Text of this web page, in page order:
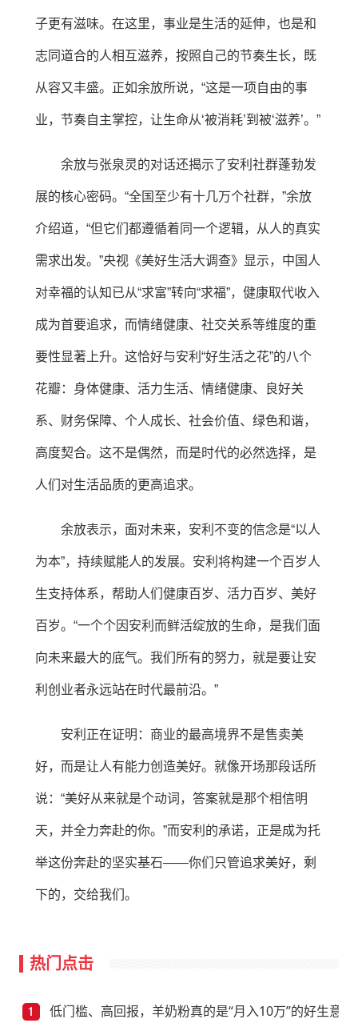
子更有滋味。在这里，事业是生活的延伸，也是和
志同道合的人相互滋养，按照自己的节奏生长，既
从容又丰盛。正如余放所说，“这是一项自由的事
业，节奏自主掌控，让生命从‘被消耗’到被‘滋养’。”
余放与张泉灵的对话还揭示了安利社群蓬勃发
展的核心密码。“全国至少有十几万个社群，”余放
介绍道，“但它们都遵循着同一个逻辑，从人的真实
需求出发。”央视《美好生活大调查》显示，中国人
对幸福的认知已从“求富”转向“求福”，健康取代收入
成为首要追求，而情绪健康、社交关系等维度的重
要性显著上升。这恰好与安利“好生活之花”的八个
花瓣：身体健康、活力生活、情绪健康、良好关
系、财务保障、个人成长、社会价值、绿色和谐，
高度契合。这不是偶然，而是时代的必然选择，是
人们对生活品质的更高追求。
余放表示，面对未来，安利不变的信念是“以人
为本”，持续赋能人的发展。安利将构建一个百岁人
生支持体系，帮助人们健康百岁、活力百岁、美好
百岁。“一个个因安利而鲜活绽放的生命，是我们面
向未来最大的底气。我们所有的努力，就是要让安
利创业者永远站在时代最前沿。”
安利正在证明：商业的最高境界不是售卖美
好，而是让人有能力创造美好。就像开场那段话所
说：“美好从来就是个动词，答案就是那个相信明
天，并全力奔赴的你。”而安利的承诺，正是成为托
举这份奔赴的坚实基石——你们只管追求美好，剩
下的，交给我们。
热门点击
低门槛、高回报，羊奶粉真的是“月入10万”的好生意？